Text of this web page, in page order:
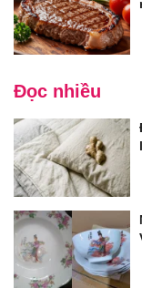
Đọc nhiều